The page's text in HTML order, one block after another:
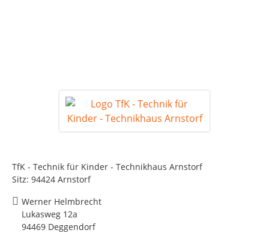
TfK - Technik für Kinder - Technikhaus Arnstorf
Sitz: 94424 Arnstorf
Werner Helmbrecht
Lukasweg 12a
94469 Deggendorf